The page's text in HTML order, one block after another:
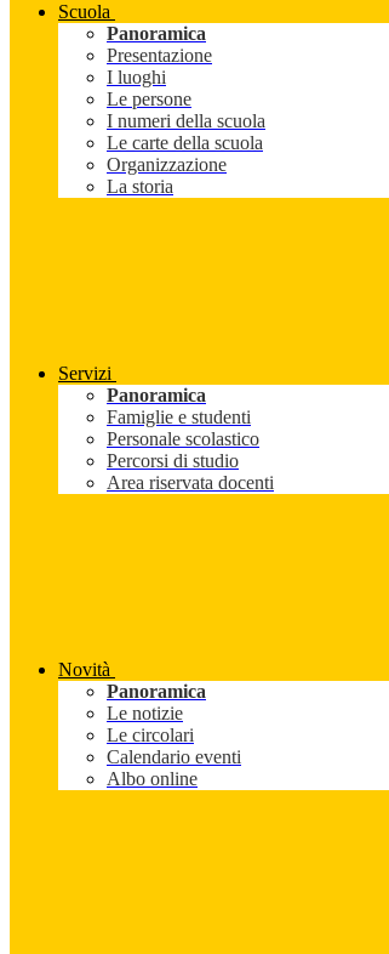
Scuola
Panoramica
Presentazione
I luoghi
Le persone
I numeri della scuola
Le carte della scuola
Organizzazione
La storia
Servizi
Panoramica
Famiglie e studenti
Personale scolastico
Percorsi di studio
Area riservata docenti
Novità
Panoramica
Le notizie
Le circolari
Calendario eventi
Albo online